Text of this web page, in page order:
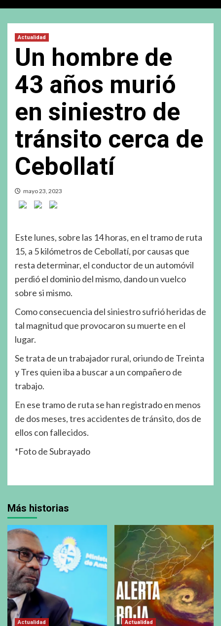
Actualidad
Un hombre de
43 años murió
en siniestro de
tránsito cerca de
Cebollatí
mayo 23, 2023
Este lunes, sobre las 14 horas, en el tramo de ruta
15, a 5 kilómetros de Cebollatí, por causas que
resta determinar, el conductor de un automóvil
perdió el dominio del mismo, dando un vuelco
sobre si mismo.
Como consecuencia del siniestro sufrió heridas de
tal magnitud que provocaron su muerte en el
lugar.
Se trata de un trabajador rural, oriundo de Treinta
y Tres quien iba a buscar a un compañero de
trabajo.
En ese tramo de ruta se han registrado en menos
de dos meses, tres accidentes de tránsito, dos de
ellos con fallecidos.
*Foto de Subrayado
Más historias
Actualidad Actualidad